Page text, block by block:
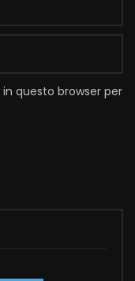
questo browser per